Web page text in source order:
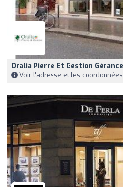
Oralia Pierre Et Gestion
Voir l'adresse et les coordonnées